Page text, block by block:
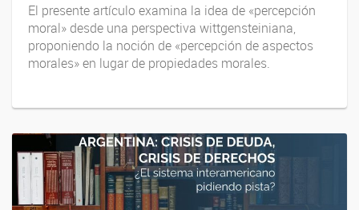
El presente artículo examina la idea de «percepción
moral» desde una perspectiva wittgensteiniana,
proponiendo la noción de «percepción de aspectos
morales» en lugar de propiedades morales.